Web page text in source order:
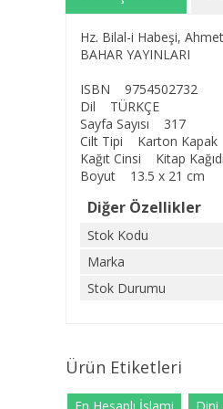
Hz. Bilal-i Habeşi, Ahmet
BAHAR YAYINLARI
ISBN 9754502732
Dil TÜRKÇE
Sayfa Sayısı 317
Cilt Tipi Karton Kapak
Kağıt Cinsi Kitap Kağıdı
Boyut 13.5 x 21 cm
Diğer Özellikler
Stok Kodu
Marka
Stok Durumu
Ürün Etiketleri